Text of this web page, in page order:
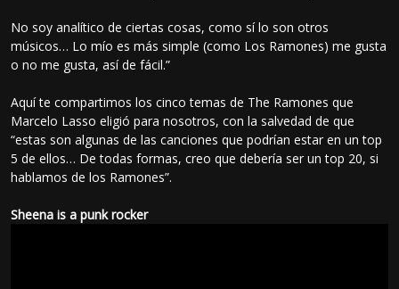
No soy analítico de ciertas cosas, como sí lo son otros
músicos… Lo mío es más simple (como Los Ramones) me gusta
o no me gusta, así de fácil.”
Aquí te compartimos los cinco temas de The Ramones que
Marcelo Lasso eligió para nosotros, con la salvedad de que
“estas son algunas de las canciones que podrían estar en un top
5 de ellos… De todas formas, creo que debería ser un top 20, si
hablamos de los Ramones”.
Sheena is a punk rocker